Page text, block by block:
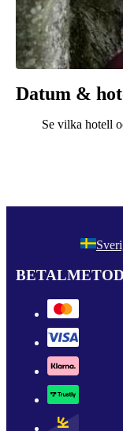
Datum &
Se vilka hotell